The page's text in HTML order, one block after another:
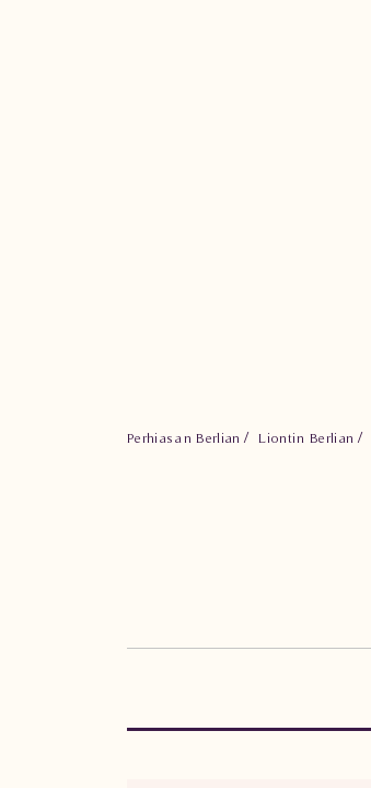
Perhiasan Berlian Liontin Berlian